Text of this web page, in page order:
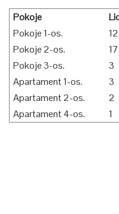
Pokoje
Pokoje 1-os.
12
Pokoje 2-os.
17
Pokoje 3-os.
3
Apartament 1-os.
3
Apartament 2-os.
2
Apartament 4-os.
1